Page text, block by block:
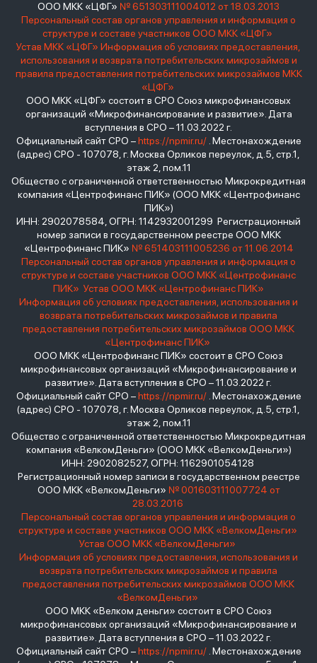
ООО МКК «ЦФГ» № 651303111004012 от 18.03.2013
Персональный состав органов управления и информация о
структуре и составе участников ООО МКК «ЦФГ»
Устав МКК «ЦФГ» Информация об условиях предоставления,
использования и возврата потребительских микрозаймов и
правила предоставления потребительских микрозаймов МКК
«ЦФГ»
ООО МКК «ЦФГ» состоит в СРО Союз микрофинансовых
организаций «Микрофинансирование и развитие». Дата
вступления в СРО – 11.03.2022 г.
Официальный сайт СРО –https://npmir.ru/. Местонахождение
(адрес) СРО - 107078, г. Москва Орликов переулок, д.5, стр.1,
этаж 2, пом.11
Общество с ограниченной ответственностью Микрокредитная
компания «Центрофинанс ПИК» (ООО МКК «Центрофинанс
ПИК»)
ИНН: 2902078584, ОГРН: 1142932001299 Регистрационный
номер записи в государственном реестре ООО МКК
«Центрофинанс ПИК» № 651403111005236 от 11.06.2014
Персональный состав органов управления и информация о
структуре и составе участников ООО МКК «Центрофинанс
ПИК» Устав ООО МКК «Центрофинанс ПИК»
Информация об условиях предоставления, использования и
возврата потребительских микрозаймов и правила
предоставления потребительских микрозаймов ООО МКК
«Центрофинанс ПИК»
ООО МКК «Центрофинанс ПИК» состоит в СРО Союз
микрофинансовых организаций «Микрофинансирование и
развитие». Дата вступления в СРО – 11.03.2022 г.
Официальный сайт СРО –https://npmir.ru/. Местонахождение
(адрес) СРО - 107078, г. Москва Орликов переулок, д.5, стр.1,
этаж 2, пом.11
Общество с ограниченной ответственностью Микрокредитная
компания «ВелкомДеньги» (ООО МКК «ВелкомДеньги»)
ИНН: 2902082527, ОГРН: 1162901054128
Регистрационный номер записи в государственном реестре
ООО МКК «ВелкомДеньги» № 001603111007724 от
28.03.2016
Персональный состав органов управления и информация о
структуре и составе участников ООО МКК «ВелкомДеньги»
Устав ООО МКК «ВелкомДеньги»
Информация об условиях предоставления, использования и
возврата потребительских микрозаймов и правила
предоставления потребительских микрозаймов ООО МКК
«ВелкомДеньги»
ООО МКК «Велком деньги» состоит в СРО Союз
микрофинансовых организаций «Микрофинансирование и
развитие». Дата вступления в СРО – 11.03.2022 г.
Официальный сайт СРО –https://npmir.ru/. Местонахождение